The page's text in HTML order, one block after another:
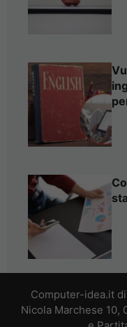
Computer-idea.it
Nicola Marchese 10,